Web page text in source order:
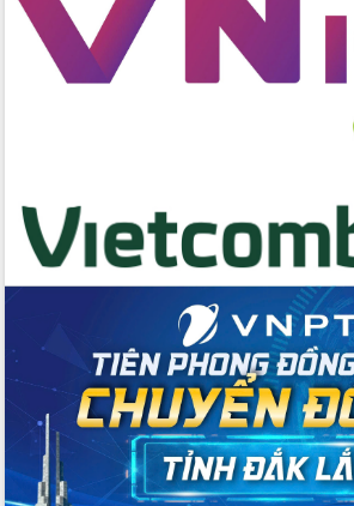
trong thương mại điện tử năm 2026
Đoàn đại biểu Quốc hội tỉnh Đắk Lắk
trao đổi thông tin trước Kỳ họp thứ
nhất, Quốc hội khóa XVI
Xã Ea Phê gắn cải cách hành chính với
chuyển đổi số
Hồ Thị Nguyên Thảo làm việc tại Trung
tâm Phục vụ hành chính công xã Ea
Phê
Xây dựng nền hành chính số đồng
hành cùng nông dân dân, doanh nghiệp
Giai đoạn 2026-2030, Đắk Lắk phấn
đấu có 77% xã đạt chuẩn nông thôn
mới